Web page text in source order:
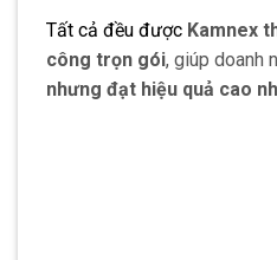
Tất cả đều được Kamnex
công trọn gói, giúp doanh
nhưng đạt hiệu quả cao